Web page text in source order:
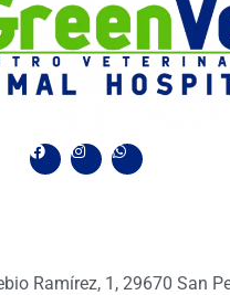
F
c
I
s
W
a
Ramírez, 1, 29670 San